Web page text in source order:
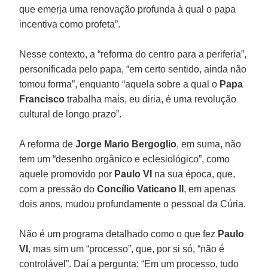
que emerja uma renovação profunda à qual o papa
incentiva como profeta”.
Nesse contexto, a “reforma do centro para a periferia”,
personificada pelo papa, “em certo sentido, ainda não
tomou forma”, enquanto “aquela sobre a qual o Papa
Francisco trabalha mais, eu diria, é uma revolução
cultural de longo prazo”.
A reforma deJorge Mario Bergoglio, em suma, não
tem um “desenho orgânico e eclesiológico”, como
aquele promovido por Paulo VI na sua época, que,
com a pressão doConcílio Vaticano II , em apenas
dois anos, mudou profundamente o pessoal da Cúria.
Não é um programa detalhado como o que fez Paulo
VI , mas sim um “processo”, que, por si só, “não é
controlável”. Daí a pergunta: “Em um processo, tudo